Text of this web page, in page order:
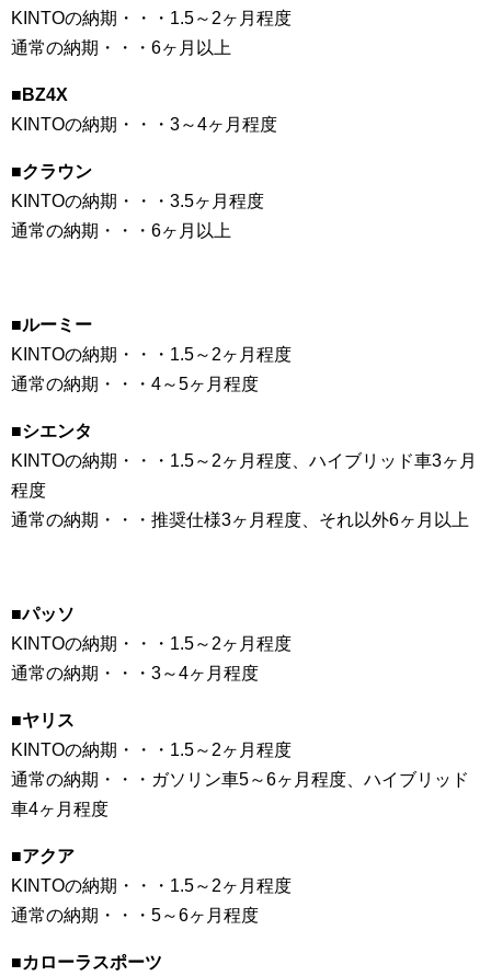
KINTOの納期・・・1.5～2ヶ月程度
通常の納期・・・6ヶ月以上
■BZ4X
KINTOの納期・・・3～4ヶ月程度
■クラウン
KINTOの納期・・・3.5ヶ月程度
通常の納期・・・6ヶ月以上
■ルーミー
KINTOの納期・・・1.5～2ヶ月程度
通常の納期・・・4～5ヶ月程度
■シエンタ
KINTOの納期・・・1.5～2ヶ月程度、ハイブリッド車3ヶ月
程度
通常の納期・・・推奨仕様3ヶ月程度、それ以外6ヶ月以上
■パッソ
KINTOの納期・・・1.5～2ヶ月程度
通常の納期・・・3～4ヶ月程度
■ヤリス
KINTOの納期・・・1.5～2ヶ月程度
通常の納期・・・ガソリン車5～6ヶ月程度、ハイブリッド
車4ヶ月程度
■アクア
KINTOの納期・・・1.5～2ヶ月程度
通常の納期・・・5～6ヶ月程度
■カローラスポーツ